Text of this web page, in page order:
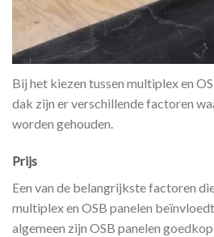
Bij het kiezen tussen multiplex en
dak zijn er verschillende factoren
worden gehouden.
Prijs
Een van de belangrijkste factoren
multiplex en OSB panelen
algemeen zijn OSB panelen